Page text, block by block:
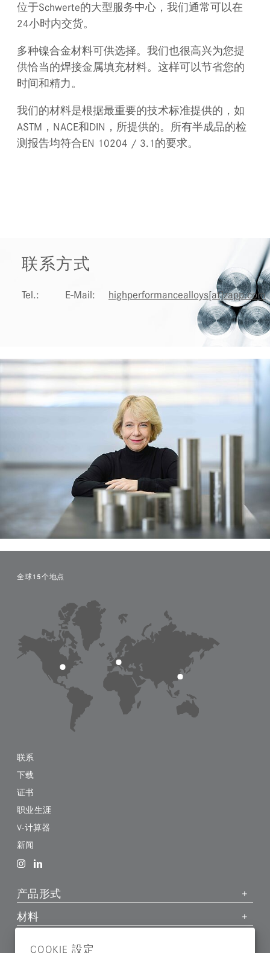
COOKIE 設定
位于Schwerte的大型服务中心，我们通常可以在
24小时内交货。
多种镍合金材料可供选择。我们也很高兴为您提
供恰当的焊接金属填充材料。这样可以节省您的
时间和精力。
我们的材料是根据最重要的技术标准提供的，如
ASTM，NACE和DIN，所提供的。所有半成品的检
测报告均符合EN 10204 / 3.1的要求。
联系方式
Tel.: E-Mail: highperformancealloys[at]zapp.com
全球15个地点
联系
下载
证书
职业生涯
V-计算器
新闻
产品形式
材料